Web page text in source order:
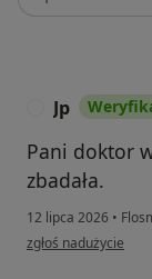
Jp
Pani doktor
zbadała.
12 lipca 2026 •
w opinii użytkownika
zgłoś nadużycie